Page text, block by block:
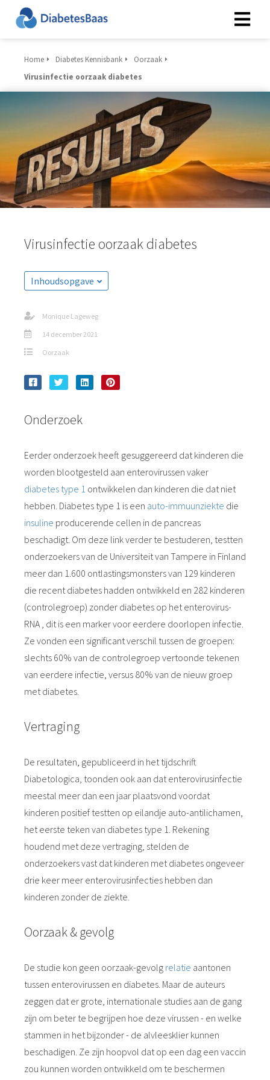
Home Diabetes Kennisbank
Oorzaak
Virusinfectie oorzaak diabetes
Virusinfectie oorzaak diabetes
Inhoudsopgave
Monique Lageweg
14 december 2021
Oorzaak
Onderzoek
Eerder onderzoek heeft gesuggereerd dat kinderen die
worden blootgesteld aan enterovirussen vaker
diabetes type 1 ontwikkelen dan kinderen die dat niet
hebben. Diabetes type 1 is een auto-immuunziekte die
insuline producerende cellen in de pancreas
beschadigt. Om deze link verder te bestuderen, testten
onderzoekers van de Universiteit van Tampere in Finland
meer dan 1.600 ontlastingsmonsters van 129 kinderen
die recent diabetes hadden ontwikkeld en 282 kinderen
(controlegroep) zonder diabetes op het enterovirus-
RNA , dit is een marker voor eerdere doorlopen infectie.
Ze vonden een significant verschil tussen de groepen:
slechts 60% van de controlegroep vertoonde tekenen
van eerdere infectie, versus 80% van de nieuw groep
met diabetes.
Vertraging
De resultaten, gepubliceerd in het tijdschrift
Diabetologica, toonden ook aan dat enterovirusinfectie
meestal meer dan een jaar plaatsvond voordat
kinderen positief testten op eilandje auto-antilichamen,
het eerste teken van diabetes type 1. Rekening
houdend met deze vertraging, stelden de
onderzoekers vast dat kinderen met diabetes ongeveer
drie keer meer enterovirusinfecties hebben dan
kinderen zonder de ziekte.
Oorzaak & gevolg
De studie kon geen oorzaak-gevolg relatie aantonen
tussen enterovirussen en diabetes. Maar de auteurs
zeggen dat er grote, internationale studies aan de gang
zijn om beter te begrijpen hoe deze virussen - en welke
stammen in het bijzonder - de alvleesklier kunnen
beschadigen. Ze zijn hoopvol dat op een dag een vaccin
zou kunnen worden ontwikkeld om te beschermen